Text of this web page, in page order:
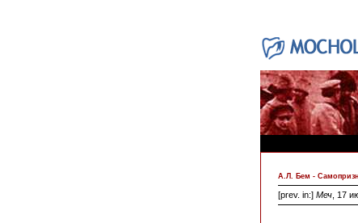
А.Л. Бем -
[prev. in:] Меч , 17